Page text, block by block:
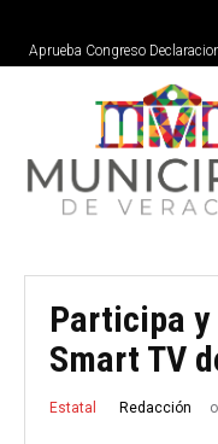
Aprueba Congreso
Participa y
Smart TV
Estatal Redacción